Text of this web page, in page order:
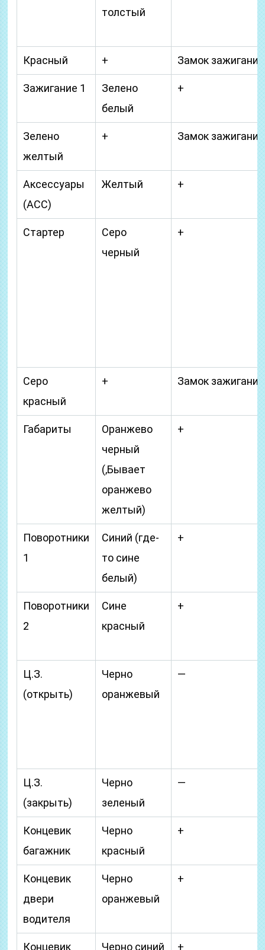
толстый
Красный + Замок зажигания
Зажигание 1
Зелено
белый
+
Зелено
желтый
+ Замок зажигания
Аксессуары
(АСС)
Желтый +
Стартер
Серо
черный
+
Серо
красный
+ Замок зажигания
Габариты
Оранжево
черный
(,Бывает
оранжево
желтый)
+
Поворотники
1
Синий (где-
то сине
белый)
+
Поворотники
2
Сине
красный
+
Ц.З.
(открыть)
Черно
оранжевый
—
Ц.З.
(закрыть)
Черно
зеленый
—
Концевик
багажник
Черно
красный
+
Концевик
двери
водителя
Черно
оранжевый
+
Концевик Черно синий +